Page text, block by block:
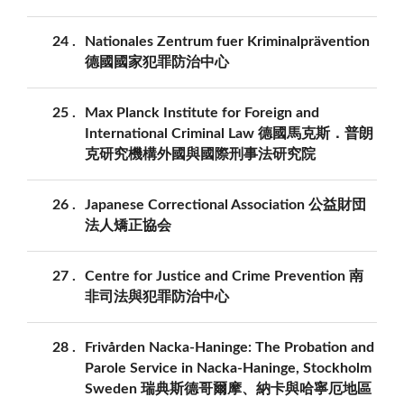
24
Nationales Zentrum fuer Kriminalprävention
德國國家犯罪防治中心
25
Max Planck Institute for Foreign and
International Criminal Law 德國馬克斯．普朗
克研究機構外國與國際刑事法研究院
26
Japanese Correctional Association 公益財団
法人矯正協会
27
Centre for Justice and Crime Prevention 南
非司法與犯罪防治中心
28
Frivården Nacka-Haninge: The Probation and
Parole Service in Nacka-Haninge, Stockholm
Sweden 瑞典斯德哥爾摩、納卡與哈寧厄地區